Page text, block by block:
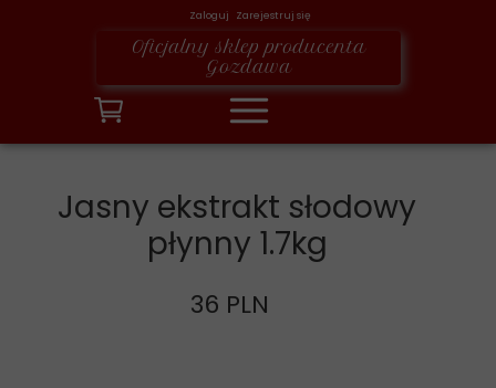
Zaloguj Zarejestruj się
Oficjalny sklep producenta
Gozdawa
36 PLN
Jasny ekstrakt słodowy
płynny 1.7kg